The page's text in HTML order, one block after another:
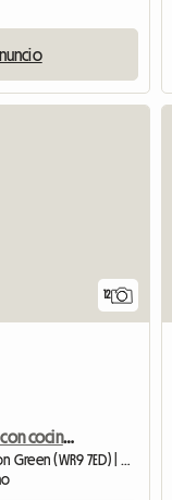
12
Retiro rural de lujo con cocina propia en Croftytowers
Casa entera | Broughton Green (WR9 7ED) | 34 M2